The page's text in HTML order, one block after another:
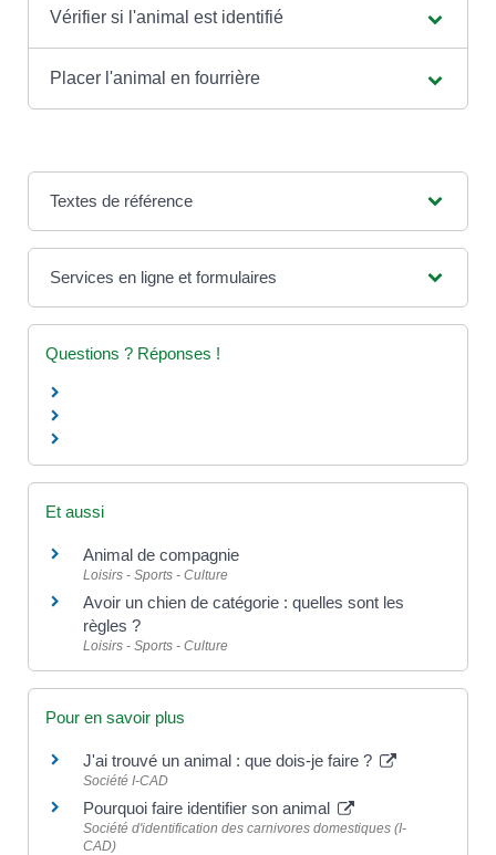
Vérifier si l'animal est identifié
Placer l'animal en fourrière
Textes de référence
Services en ligne et formulaires
Questions ? Réponses !
Et aussi
Animal de compagnie
Loisirs - Sports - Culture
Avoir un chien de catégorie : quelles sont les
règles ?
Loisirs - Sports - Culture
Pour en savoir plus
J'ai trouvé un animal : que dois-je faire ?
Société I-CAD
Pourquoi faire identifier son animal
Société d'identification des carnivores domestiques (I-
CAD)